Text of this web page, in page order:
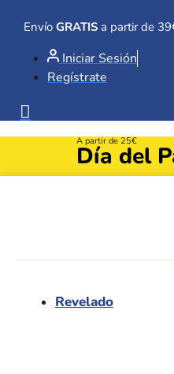
contenido
Envío GRATIS a partir de
Iniciar Sesión
Regístrate
A partir de 25€
Día del
Revelado